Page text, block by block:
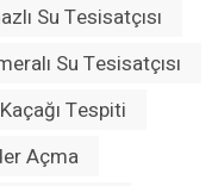
Su Tesisatçısı
Su Tesisatçısı
Tespiti
Açma